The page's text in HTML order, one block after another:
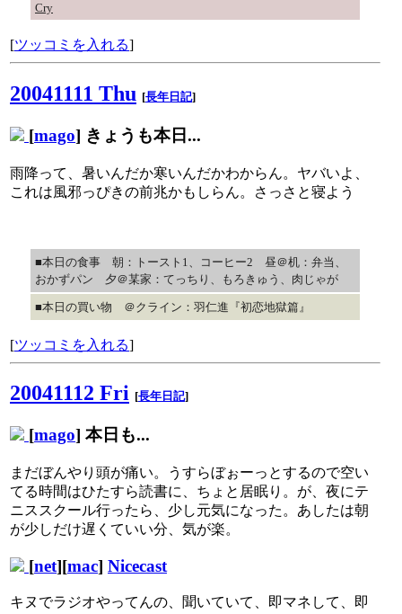
Cry
[ツッコミを入れる]
20041111 Thu [長年日記]
[mago] きょうも本日...
雨降って、暑いんだか寒いんだかわからん。ヤバいよ、
これは風邪っぴきの前兆かもしらん。さっさと寝よう
■本日の食事 朝：トースト1、コーヒー2 昼＠机：弁当、
おかずパン 夕＠某家：てっちり、もろきゅう、肉じゃが
■本日の買い物 ＠クライン：羽仁進『初恋地獄篇』
[ツッコミを入れる]
20041112 Fri [長年日記]
[mago] 本日も...
まだぼんやり頭が痛い。うすらぼぉーっとするので空い
てる時間はひたすら読書に、ちょと居眠り。が、夜にテ
ニススクール行ったら、少し元気になった。あしたは朝
が少しだけ遅くていい分、気が楽。
[net][mac] Nicecast
キヌでラジオやってんの、聞いていて、即マネして、即